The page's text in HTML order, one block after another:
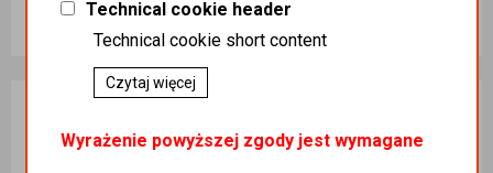
80,00 zł
Dodaj do koszyka
Technical cookie header
Technical cookie short content
Czytaj więcej
Wyrażenie powyższej zgody jest wymagane